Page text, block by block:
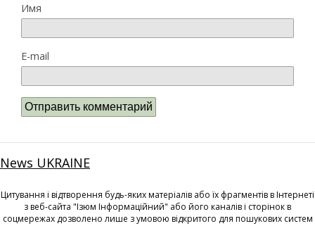
Имя
E-mail
News UKRAINE
Цитування і відтворення будь-яких матеріалів або їх фрагментів в Інтернеті
з веб-сайта "Ізюм Інформаційний" або його каналів і сторінок в
соцмережах дозволено лише з умовою відкритого для пошукових систем